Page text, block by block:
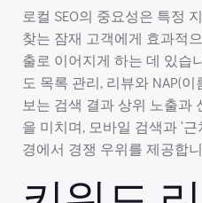
로컬 SEO의 중요성은 특정
찾는 잠재 고객에게 효과적
출로 이어지게 하는 데 있습
도 목록 관리, 리뷰와 NAP(
보는 검색 결과 상위 노출과
을 미치며, 모바일 검색과 ‘
경에서 경쟁 우위를 제공합